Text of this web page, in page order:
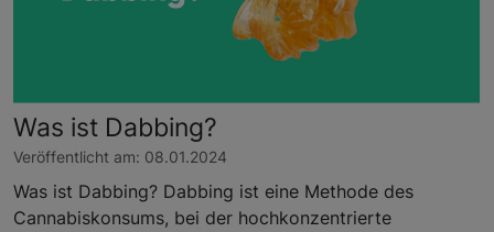
Was ist Dabbing?
Veröffentlicht am: 08.01.2024
Was ist Dabbing? Dabbing ist eine Methode des
Cannabiskonsums, bei der hochkonzentrierte